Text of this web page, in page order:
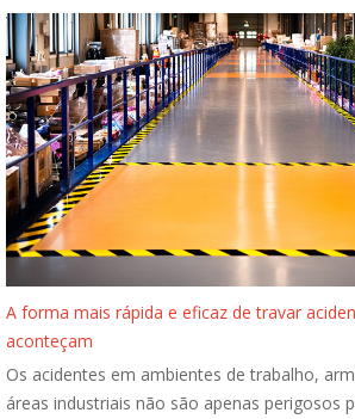
A forma mais rápida e eficaz de travar
aconteçam
Os acidentes em ambientes de trabalho,
áreas industriais não são apenas perigosos